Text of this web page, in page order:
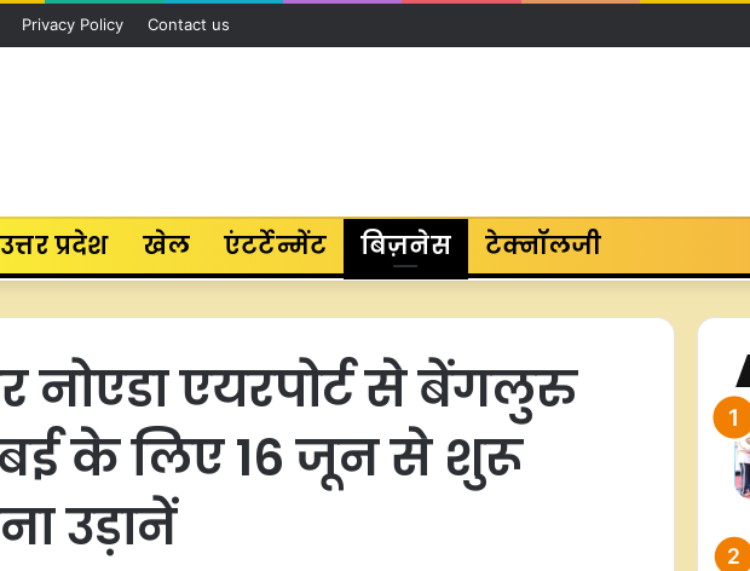
Privacy Policy Contact us
उत्तर प्रदेश खेल एंटर्टेन्मेंट बिज़नेस टेक्नॉलजी
नोएडा एयरपोर्ट से बेंगलुरु
के लिए 16 जून से शुरू
उड़ानें